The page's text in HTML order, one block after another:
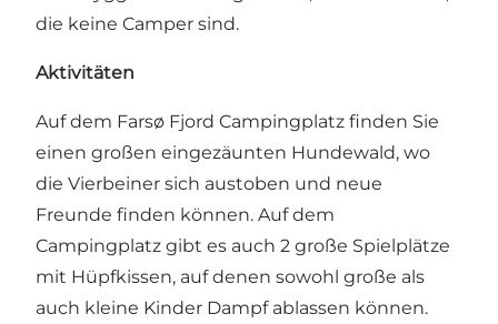
die keine Camper sind.
Aktivitäten
Auf dem Farsø Fjord Campingplatz finden Sie
einen großen eingezäunten Hundewald, wo
die Vierbeiner sich austoben und neue
Freunde finden können. Auf dem
Campingplatz gibt es auch 2 große Spielplätze
mit Hüpfkissen, auf denen sowohl große als
auch kleine Kinder Dampf ablassen können.